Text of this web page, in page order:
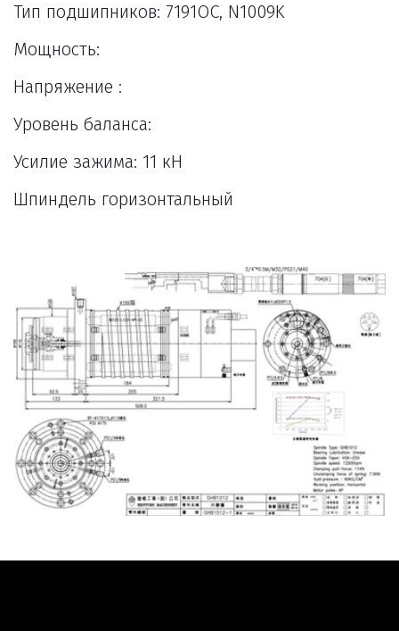
Тип подшипников: 7191OC, N1009K
Мощность:
Напряжение :
Уровень баланса:
Усилие зажима: 11 кН
Шпиндель горизонтальный